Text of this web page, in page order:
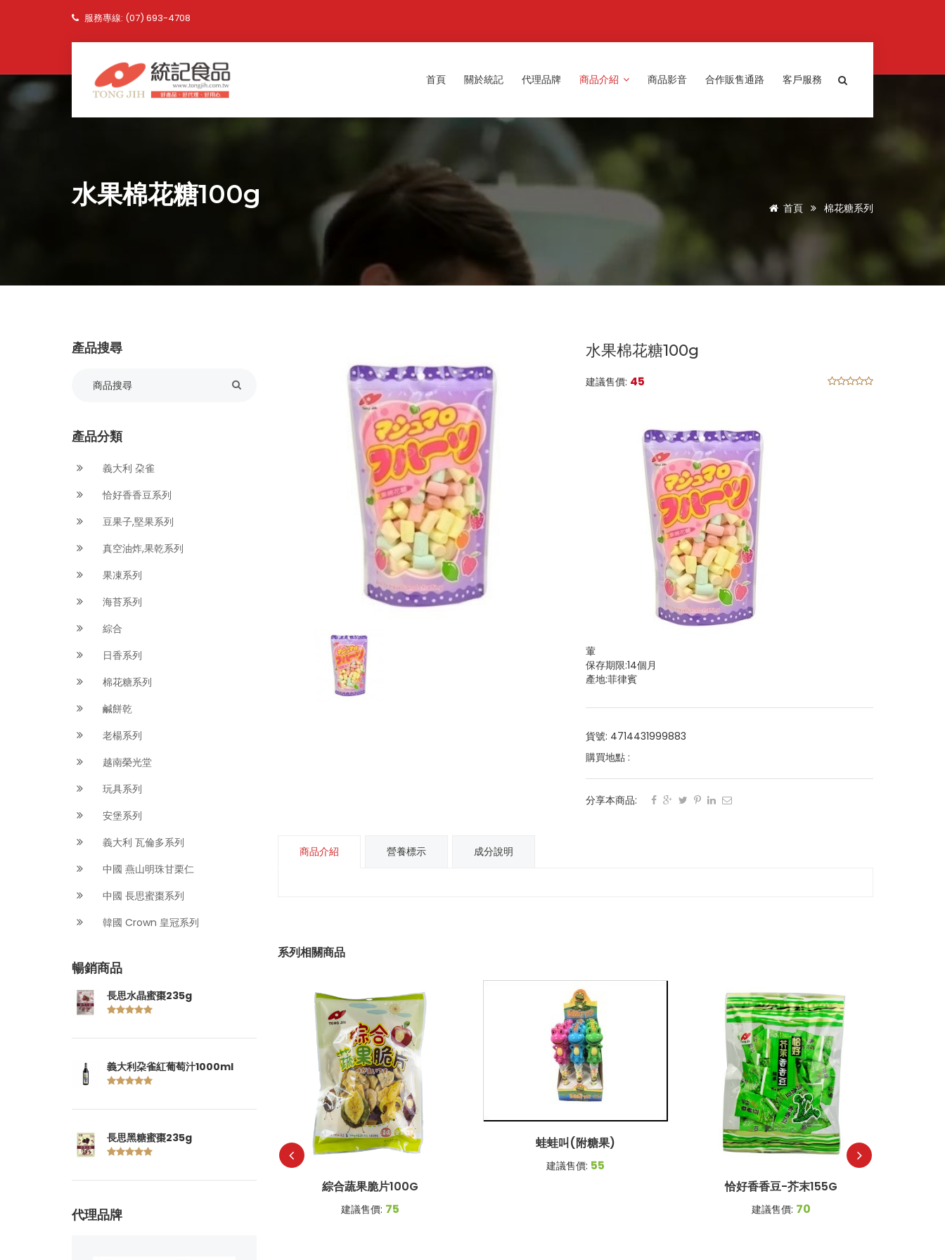
服務專線: (07) 693-4708
首頁 關於統記 代理品牌 商品介紹 商品影音 合作販售通路 客戶服務
水果棉花糖100g 首頁 棉花糖系列
產品搜尋
產品分類
義大利 朶雀
恰好香香豆系列
豆果子,堅果系列
真空油炸,果乾系列
果凍系列
海苔系列
綜合
日香系列
棉花糖系列
鹹餅乾
老楊系列
越南榮光堂
玩具系列
安堡系列
義大利 瓦倫多系列
中國 燕山明珠甘栗仁
中國 長思蜜棗系列
韓國 Crown 皇冠系列
暢銷商品
長思水晶蜜棗235g
義大利朶雀紅葡萄汁1000ml
長思黑糖蜜棗235g
代理品牌
水果棉花糖100g
建議售價: 45
葷
保存期限:14個月
產地:菲律賓
貨號: 4714431999883
購買地點 :
分享本商品:
商品介紹 營養標示 成分說明
系列相關商品
猴子拍拍手附糖果)
綜合蔬果脆片100G
建議售價: 75
蛙蛙叫(附糖果)
建議售價: 55
恰好香香豆-芥末155G
建議售價: 70